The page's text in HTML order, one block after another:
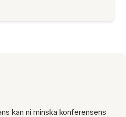
kan ni minska konferensens